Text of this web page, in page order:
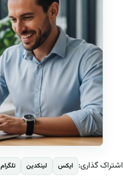
اشتراک گذاری: ایکس لینکدین تلگرام